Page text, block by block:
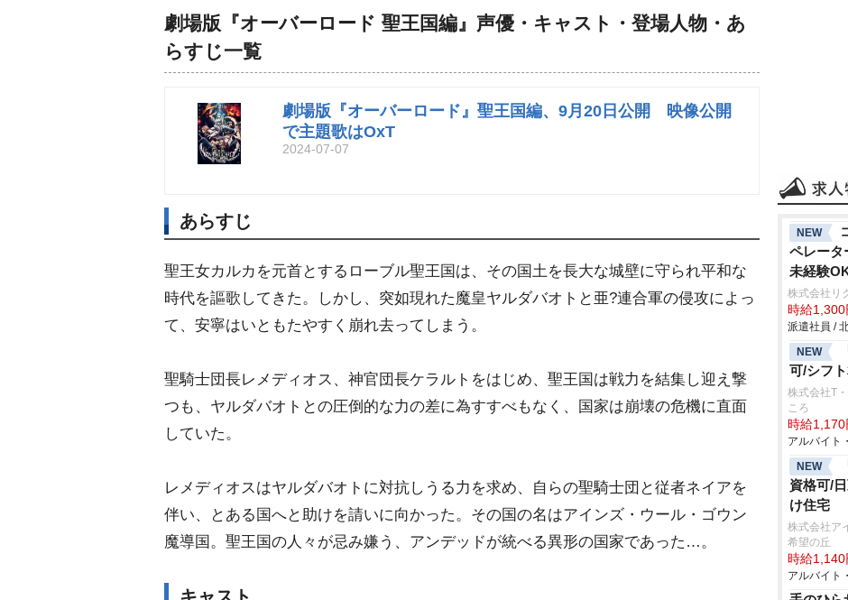
劇場版『オーバーロード 聖王国編』声優・キャスト・登場人物・あ
らすじ一覧
劇場版『オーバーロード』聖王国編、9月20日公開 映像公開
で主題歌はOxT
2024-07-07
あらすじ
聖王女カルカを元首とするローブル聖王国は、その国土を長大な城壁に守られ平和な
時代を謳歌してきた。しかし、突如現れた魔皇ヤルダバオトと亜?連合軍の侵攻によっ
て、安寧はいともたやすく崩れ去ってしまう。
聖騎士団長レメディオス、神官団長ケラルトをはじめ、聖王国は戦力を結集し迎え撃
つも、ヤルダバオトとの圧倒的な力の差に為すすべもなく、国家は崩壊の危機に直面
していた。
レメディオスはヤルダバオトに対抗しうる力を求め、自らの聖騎士団と従者ネイアを
伴い、とある国へと助けを請いに向かった。その国の名はアインズ・ウール・ゴウン
魔導国。聖王国の人々が忌み嫌う、アンデッドが統べる異形の国家であった…。
NEW
ペレータ
未経験
株式会社リ
時給1,300
派遣社員 /
NEW
可/シフ
株式会社T
ころ
時給
アルバイト
NEW
資格可/
け住宅
株式会社ア
希望の丘
時給1,140
アルバイト